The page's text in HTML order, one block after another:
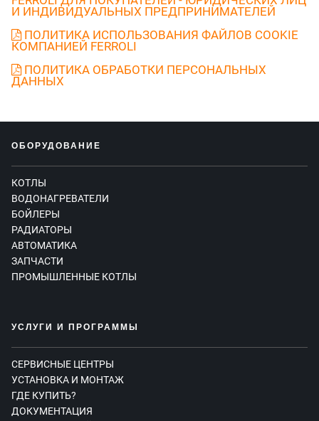
И ИНДИВИДУАЛЬНЫХ ПРЕДПРИНИМАТЕЛЕЙ
ПОЛИТИКА ИСПОЛЬЗОВАНИЯ ФАЙЛОВ COOKIE
КОМПАНИЕЙ FERROLI
ПОЛИТИКА ОБРАБОТКИ ПЕРСОНАЛЬНЫХ
ДАННЫХ
ОБОРУДОВАНИЕ
КОТЛЫ
ВОДОНАГРЕВАТЕЛИ
БОЙЛЕРЫ
РАДИАТОРЫ
АВТОМАТИКА
ЗАПЧАСТИ
ПРОМЫШЛЕННЫЕ КОТЛЫ
УСЛУГИ И ПРОГРАММЫ
СЕРВИСНЫЕ ЦЕНТРЫ
УСТАНОВКА И МОНТАЖ
ГДЕ КУПИТЬ?
ДОКУМЕНТАЦИЯ